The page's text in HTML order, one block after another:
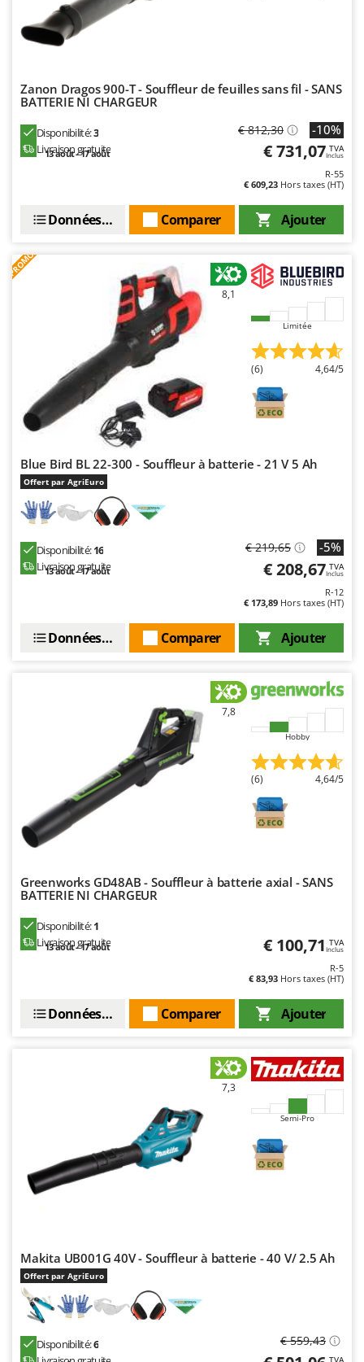
Zanon Dragos 900-T - Souffleur de feuilles sans fil - SANS
BATTERIE NI CHARGEUR
Disponibilité:3
Livraison gratuite
13 août - 17 août
€ 812,30 -10%
€ 731,07 TVA
Inclus
R-55
€ 609,23 Hors taxes (HT)
Ajouter
Comparer
Données techniques
PROMO
8,1
Limitée
(6) 4,64/5
Blue Bird BL 22-300 - Souffleur à batterie - 21 V 5 Ah
Offert par AgriEuro
Disponibilité:16
Livraison gratuite
13 août - 17 août
€ 219,65 -5%
€ 208,67 TVA
Inclus
R-12
€ 173,89 Hors taxes (HT)
Ajouter
Comparer
Données techniques
7,8
Hobby
(6) 4,64/5
Greenworks GD48AB - Souffleur à batterie axial - SANS
BATTERIE NI CHARGEUR
Disponibilité:1
Livraison gratuite
13 août - 17 août € 100,71 TVA
Inclus
R-5
€ 83,93 Hors taxes (HT)
Ajouter
Comparer
Données techniques
7,3
Semi-Pro
Makita UB001G 40V - Souffleur à batterie - 40 V/ 2.5 Ah
Offert par AgriEuro
Disponibilité:6
€ 559,43
TVA